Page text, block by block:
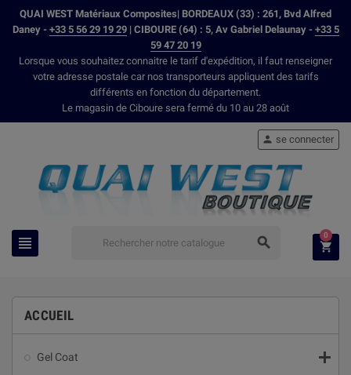
QUAI WEST Matériaux Composites| BORDEAUX (33) : 261, Bvd Alfred
Daney - +33 5 56 29 19 29| CIBOURE (64) : 5, Av Gabriel Delaunay - +33 5
59 47 20 19
Lorsque vous souhaitez connaitre le tarif d'expédition, il faut renseigner
votre adresse postale car nos transporteurs appliquent des tarifs
différents en fonction du département.
Le magasin de Ciboure sera fermé du 10 au 28 août
 
 se connecter

0
ACCUEIL
Gel Coat 